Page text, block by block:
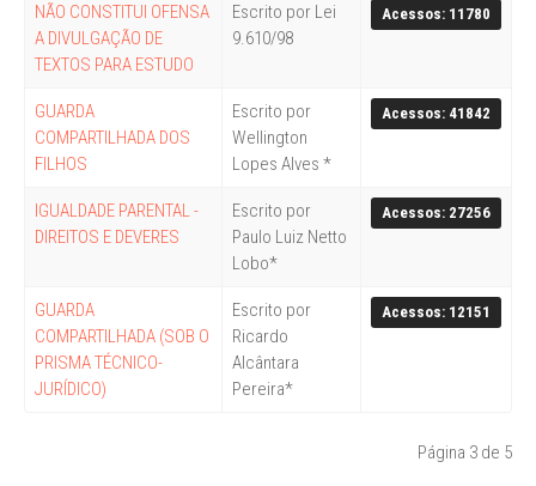
NÃO CONSTITUI OFENSA
A DIVULGAÇÃO DE
TEXTOS PARA ESTUDO
Escrito por Lei
9.610/98
Acessos: 11780
GUARDA
COMPARTILHADA DOS
FILHOS
Escrito por
Wellington
Lopes Alves *
Acessos: 41842
IGUALDADE PARENTAL -
DIREITOS E DEVERES
Escrito por
Paulo Luiz Netto
Lobo*
Acessos: 27256
GUARDA
COMPARTILHADA (SOB O
PRISMA TÉCNICO-
JURÍDICO)
Escrito por
Ricardo
Alcântara
Pereira*
Acessos: 12151
Página 3 de 5